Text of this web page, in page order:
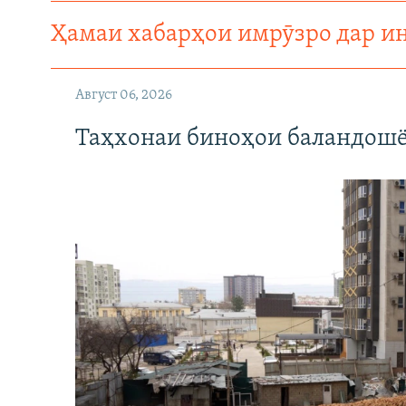
Ҳамаи хабарҳои имрӯзро дар
Август 06, 2026
Таҳхонаи биноҳои